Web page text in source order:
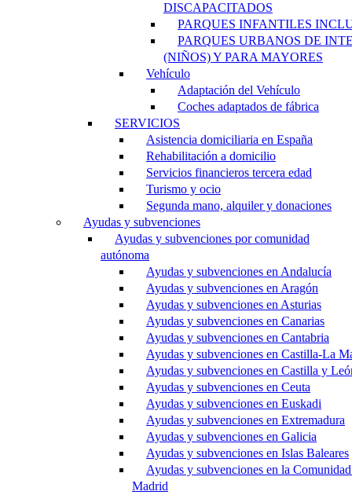
DISCAPACITADOS
PARQUES INFANTILES
PARQUES URBANOS DE
(NIÑOS) Y PARA MAYORES
Vehículo
Adaptación del Vehículo
Coches adaptados de fábrica
SERVICIOS
Asistencia domiciliaria en España
Rehabilitación a domicilio
Servicios financieros tercera edad
Turismo y ocio
Segunda mano, alquiler y donaciones
Ayudas y subvenciones
Ayudas y subvenciones por comunidad
autónoma
Ayudas y subvenciones en Andalucía
Ayudas y subvenciones en Aragón
Ayudas y subvenciones en Asturias
Ayudas y subvenciones en Canarias
Ayudas y subvenciones en Cantabria
Ayudas y subvenciones en Castilla-La
Ayudas y subvenciones en Castilla y
Ayudas y subvenciones en Ceuta
Ayudas y subvenciones en Euskadi
Ayudas y subvenciones en Extremadura
Ayudas y subvenciones en Galicia
Ayudas y subvenciones en Islas Baleares
Ayudas y subvenciones en la
Madrid